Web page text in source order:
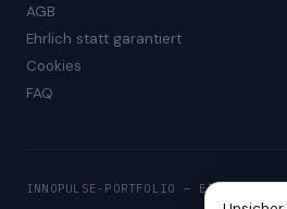
AGB
Ehrlich statt garantiert
Cookies
FAQ
INNOPULSE-PORTFOLIO — EIGENE